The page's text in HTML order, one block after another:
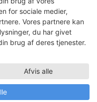
of
for sociale medier,
Vores partnere kan
du har givet
brug af deres tjenester.
Afvis alle